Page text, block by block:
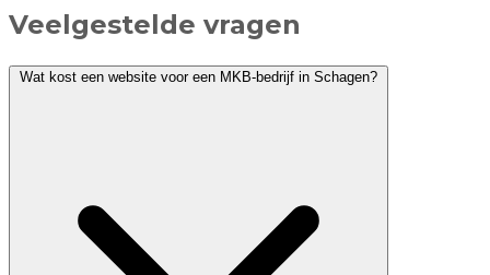
Veelgestelde vragen
Wat kost een website voor een MKB-bedrijf in Schagen?